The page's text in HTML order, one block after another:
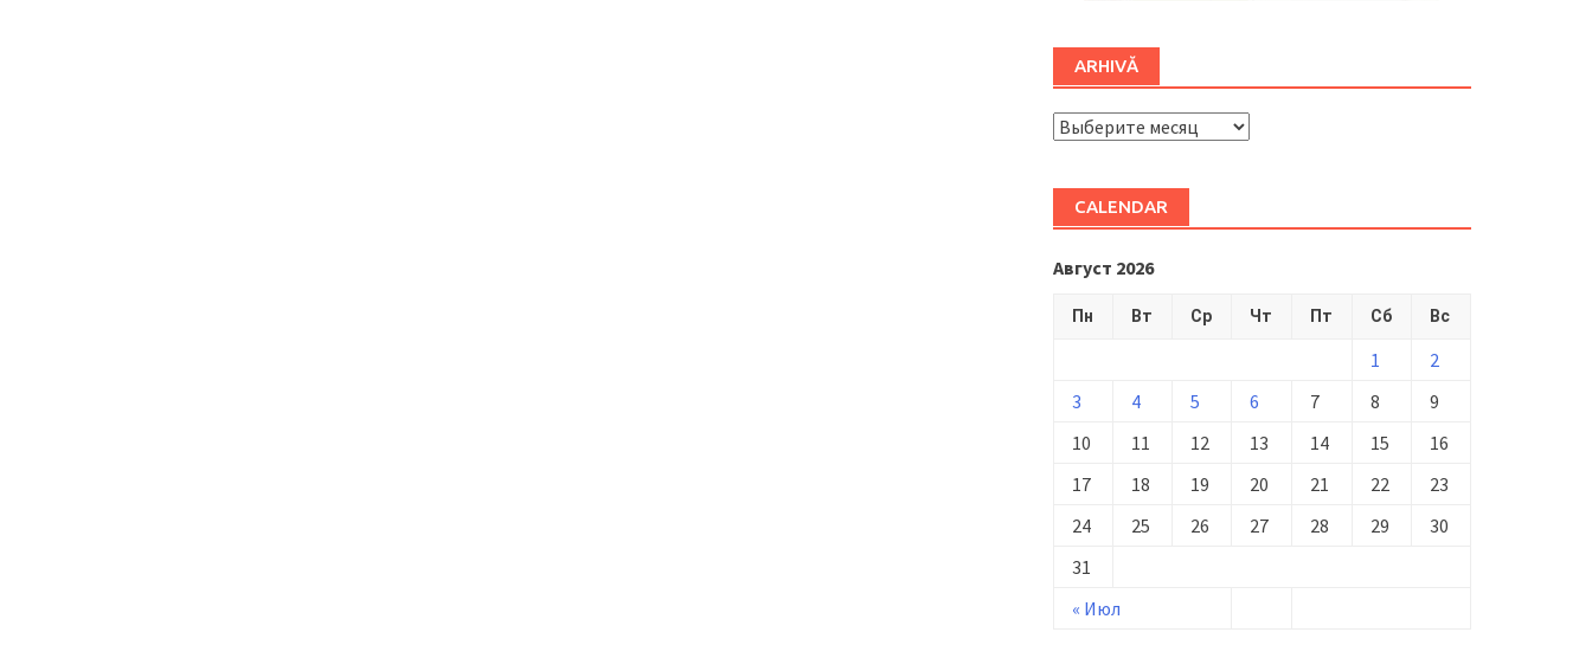
ARHIVĂ
ARHIVĂ
CALENDAR
Август 2026
Пн Вт Ср Чт Пт Сб Вс
« Июл
1
2
3
4 5 6 7 8
9
10
11 12 13 14 15
16
17
18 19 20 21 22
23
24
25 26 27 28 29
30
31